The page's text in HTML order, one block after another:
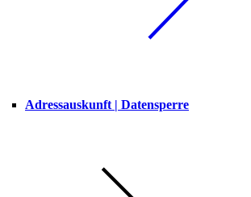
Adressauskunft | Datensperre